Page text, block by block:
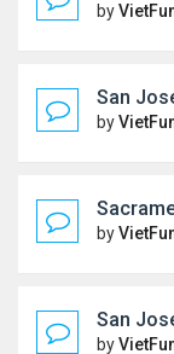
by
San
by
by
San
by